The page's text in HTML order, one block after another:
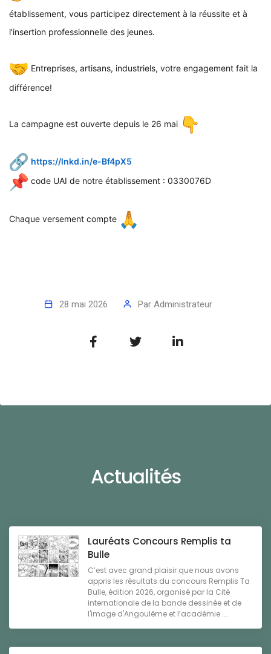
établissement, vous participez directement à la réussite et à
l'insertion professionnelle des jeunes.
Entreprises, artisans, industriels, votre engagement fait la
différence!
La campagne est ouverte depuis le 26 mai
https://lnkd.in/e-Bf4pX5
code UAI de notre établissement : 0330076D
Chaque versement compte
28 mai 2026 Par Administrateur
Actualités
Lauréats Concours Remplis ta
Bulle
C’est avec grand plaisir que nous avons
appris les résultats du concours Remplis Ta
Bulle, édition 2026, organisé par la Cité
internationale de la bande dessinée et de
l'image d'Angoulême et l’académie ...